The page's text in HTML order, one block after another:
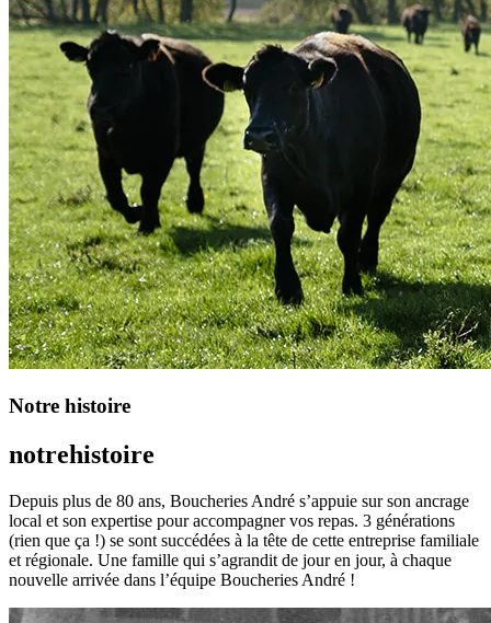
Notre histoire
notrehistoire
Depuis plus de 80 ans, Boucheries André s’appuie sur son ancrage
local et son expertise pour accompagner vos repas. 3 générations
(rien que ça !) se sont succédées à la tête de cette entreprise familiale
et régionale. Une famille qui s’agrandit de jour en jour, à chaque
nouvelle arrivée dans l’équipe Boucheries André !